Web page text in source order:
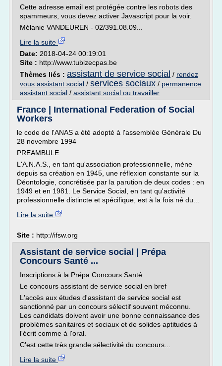
Cette adresse email est protégée contre les robots des
spammeurs, vous devez activer Javascript pour la voir.
Mélanie VANDEUREN - 02/391.08.09...
Lire la suite
Date: 2018-04-24 00:19:01
Site : http://www.tubizecpas.be
Thèmes liés : assistant de service social / rendez
vous assistant social / services sociaux / permanence
assistant social / assistant social ou travailler
France | International Federation of Social
Workers
le code de l'ANAS a été adopté à l'assemblée Générale Du
28 novembre 1994
PREAMBULE
L'A.N.A.S., en tant qu'association professionnelle, mène
depuis sa création en 1945, une réflexion constante sur la
Déontologie, concrétisée par la parution de deux codes : en
1949 et en 1981. Le Service Social, en tant qu'activité
professionnelle distincte et spécifique, est à la fois né du...
Lire la suite
Site : http://ifsw.org
Assistant de service social | Prépa
Concours Santé ...
Inscriptions à la Prépa Concours Santé
Le concours assistant de service social en bref
L'accès aux études d'assistant de service social est
sanctionné par un concours sélectif souvent méconnu.
Les candidats doivent avoir une bonne connaissance des
problèmes sanitaires et sociaux et de solides aptitudes à
l'écrit comme à l'oral.
C'est cette très grande sélectivité du concours...
Lire la suite